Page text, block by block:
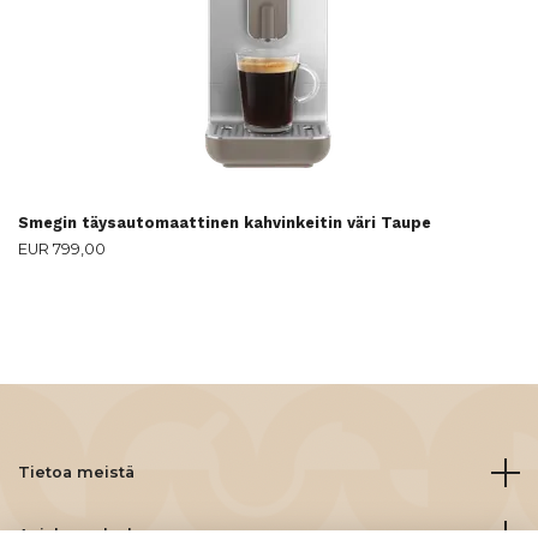
Smegin täysautomaattinen kahvinkeitin väri Taupe
EUR 799,00
Tietoa meistä
Asiakaspalvelu